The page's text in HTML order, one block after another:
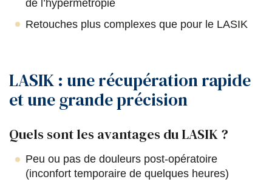
de l’hypermétropie
Retouches plus complexes que pour le LASIK
LASIK : une récupération rapide
et une grande précision
Quels sont les avantages du LASIK ?
Peu ou pas de douleurs post-opératoire
(inconfort temporaire de quelques heures)